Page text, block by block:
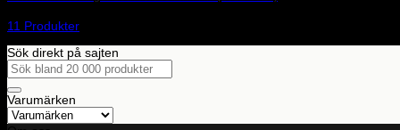
11 Produkter
Sök direkt på sajten
Sök
efter:
Varumärken